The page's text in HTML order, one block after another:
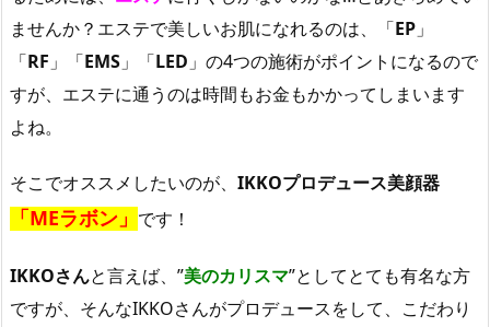
ませんか？エステで美しいお肌になれるのは、「EP 」
「RF 」「EMS 」「LED 」の4つの施術がポイントになるので
すが、エステに通うのは時間もお金もかかってしまいます
よね。
そこでオススメしたいのが、 IKKOプロデュース美顔器
「MEラボン」 です！
IKKOさんと言えば、”美のカリスマ”としてとても有名な方
ですが、そんなIKKOさんがプロデュースをして、こだわり